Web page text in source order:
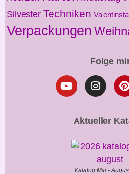
Silvester Techniken
Verpackungen
Folge
Aktueller
Katalog Mai -